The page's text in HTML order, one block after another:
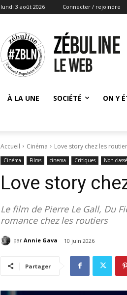
lundi 3 août 2026 Connecter / rejoindre
À LA UNE SOCIÉTÉ ON Y
Accueil Cinéma Love story chez les
Cinéma Films cinema Critiques Non classé
Love story
Le film de Pierre Le Gall, Du
romance chez les routiers
par Annie Gava 10 juin 2026
Partager